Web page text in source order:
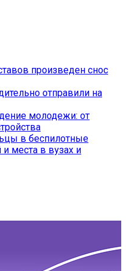
произведен снос
отправили на
молодежи: от
в беспилотные
места в вузах и